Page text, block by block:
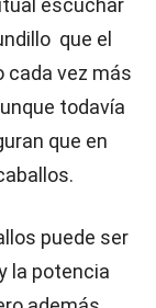
escuchar
que el
cada vez más
todavía
que en
puede ser
la potencia